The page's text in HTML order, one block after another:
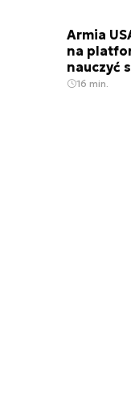
Armia
na
nauczyć
16 min.